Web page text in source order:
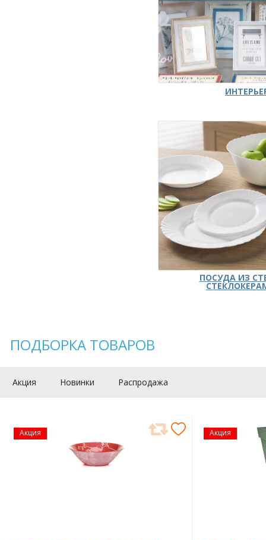
ПОСУДА ИЗ
ПОДБОРКА ТОВАРОВ
Акция Новинки Распродажа
Акция Акция